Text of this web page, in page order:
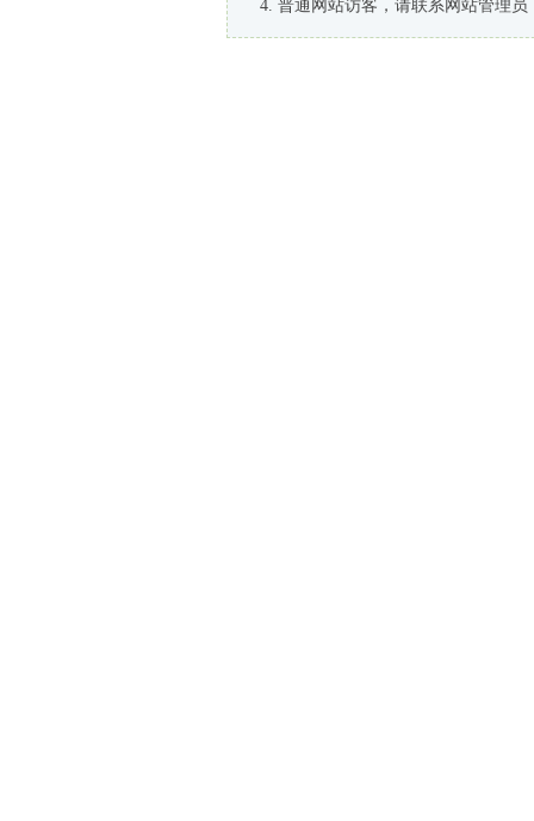
普通网站访客，请联系网站管理员